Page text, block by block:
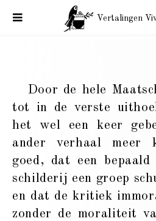
Vertalingen
Door de hele
tot in de verste
het wel een keer
ander verhaal meer
goed, dat een
schilderij een groep
en dat de kritiek
zonder de moraliteit